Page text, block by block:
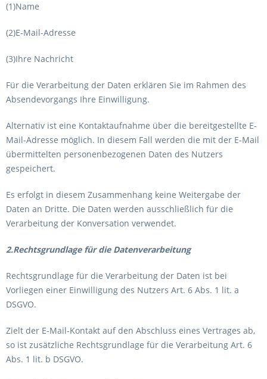
(1)Name
(2)E-Mail-Adresse
(3)Ihre Nachricht
Für die Verarbeitung der Daten erklären Sie im Rahmen des
Absendevorgangs Ihre Einwilligung.
Alternativ ist eine Kontaktaufnahme über die bereitgestellte E-
Mail-Adresse möglich. In diesem Fall werden die mit der E-Mail
übermittelten personenbezogenen Daten des Nutzers
gespeichert.
Es erfolgt in diesem Zusammenhang keine Weitergabe der
Daten an Dritte. Die Daten werden ausschließlich für die
Verarbeitung der Konversation verwendet.
2.Rechtsgrundlage für die Datenverarbeitung
Rechtsgrundlage für die Verarbeitung der Daten ist bei
Vorliegen einer Einwilligung des Nutzers Art. 6 Abs. 1 lit. a
DSGVO.
Zielt der E-Mail-Kontakt auf den Abschluss eines Vertrages ab,
so ist zusätzliche Rechtsgrundlage für die Verarbeitung Art. 6
Abs. 1 lit. b DSGVO.